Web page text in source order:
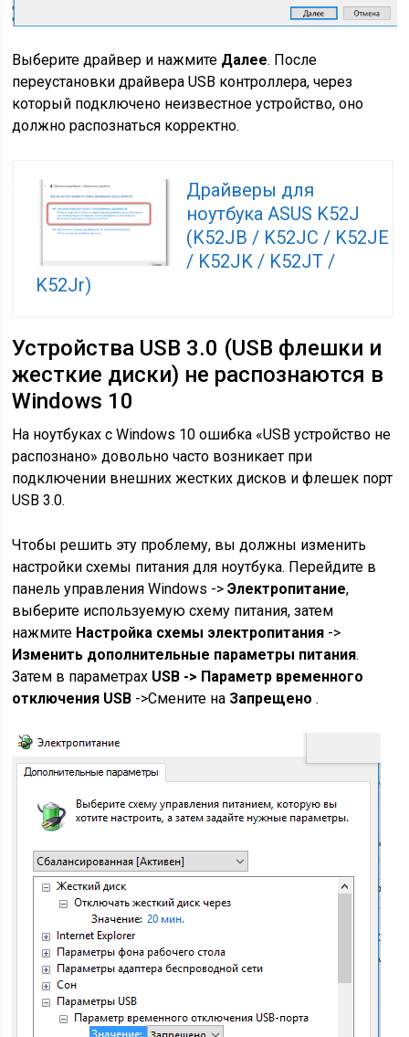
Выберите драйвер и нажмите Далее. После
переустановки драйвера USB контроллера, через
который подключено неизвестное устройство, оно
должно распознаться корректно.
Драйверы для
ноутбука ASUS K52J
(K52JB / K52JC / K52JE
/ K52JK / K52JT /
K52Jr)
Устройства USB 3.0 (USB флешки и
жесткие диски) не распознаются в
Windows 10
На ноутбуках с Windows 10 ошибка «USB устройство не
распознано» довольно часто возникает при
подключении внешних жестких дисков и флешек порт
USB 3.0.
Чтобы решить эту проблему, вы должны изменить
настройки схемы питания для ноутбука. Перейдите в
панель управления Windows ->Электропитание,
выберите используемую схему питания, затем
нажмите Настройка схемы электропитания ->
Изменить дополнительные параметры питания.
Затем в параметрах USB -> Параметр временного
отключения USB ->Смените на Запрещено .